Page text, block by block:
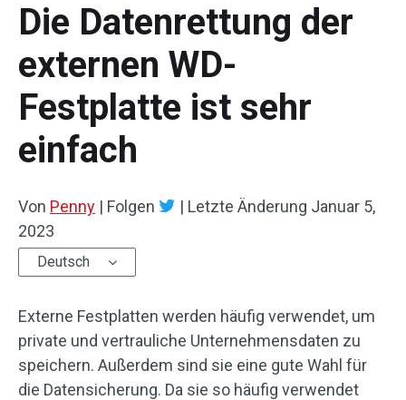
Die Datenrettung der
externen WD-
Festplatte ist sehr
einfach
Von Penny | Folgen | Letzte Änderung Januar 5,
2023
Deutsch
Externe Festplatten werden häufig verwendet, um
private und vertrauliche Unternehmensdaten zu
speichern. Außerdem sind sie eine gute Wahl für
die Datensicherung. Da sie so häufig verwendet